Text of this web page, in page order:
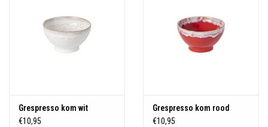
Grespresso kom wit
€10,95
Grespresso kom rood
€10,95